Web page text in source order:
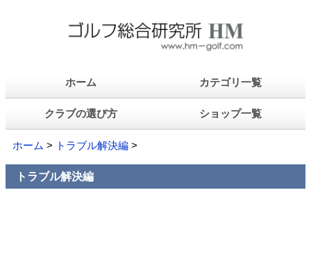
ホーム カテゴリ一覧
クラブの選び方 ショップ一覧
ホーム > トラブル解決編 >
トラブル解決編